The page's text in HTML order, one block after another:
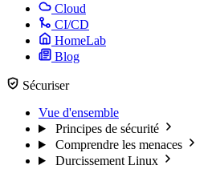
Cloud
CI/CD
HomeLab
Blog
Sécuriser
Vue d'ensemble
Principes de sécurité
Comprendre les menaces
Durcissement Linux